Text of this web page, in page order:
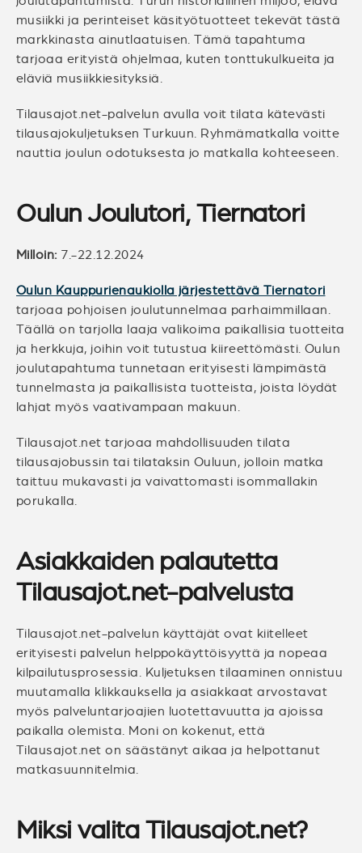
musiikki ja perinteiset käsityötuotteet tekevät tästä
markkinasta ainutlaatuisen. Tämä tapahtuma
tarjoaa erityistä ohjelmaa, kuten tonttukulkueita ja
eläviä musiikkiesityksiä.
Tilausajot.net-palvelun avulla voit tilata kätevästi
tilausajokuljetuksen Turkuun. Ryhmämatkalla voitte
nauttia joulun odotuksesta jo matkalla kohteeseen.
Oulun Joulutori, Tiernatori
Milloin: 7.-22.12.2024
Oulun Kauppurienaukiolla järjestettävä Tiernatori
tarjoaa pohjoisen joulutunnelmaa parhaimmillaan.
Täällä on tarjolla laaja valikoima paikallisia tuotteita
ja herkkuja, joihin voit tutustua kiireettömästi. Oulun
joulutapahtuma tunnetaan erityisesti lämpimästä
tunnelmasta ja paikallisista tuotteista, joista löydät
lahjat myös vaativampaan makuun.
Tilausajot.net tarjoaa mahdollisuuden tilata
tilausajobussin tai tilataksin Ouluun, jolloin matka
taittuu mukavasti ja vaivattomasti isommallakin
porukalla.
Asiakkaiden palautetta
Tilausajot.net-palvelusta
Tilausajot.net-palvelun käyttäjät ovat kiitelleet
erityisesti palvelun helppokäyttöisyyttä ja nopeaa
kilpailutusprosessia. Kuljetuksen tilaaminen onnistuu
muutamalla klikkauksella ja asiakkaat arvostavat
myös palveluntarjoajien luotettavuutta ja ajoissa
paikalla olemista. Moni on kokenut, että
Tilausajot.net on säästänyt aikaa ja helpottanut
matkasuunnitelmia.
Miksi valita Tilausajot.net?